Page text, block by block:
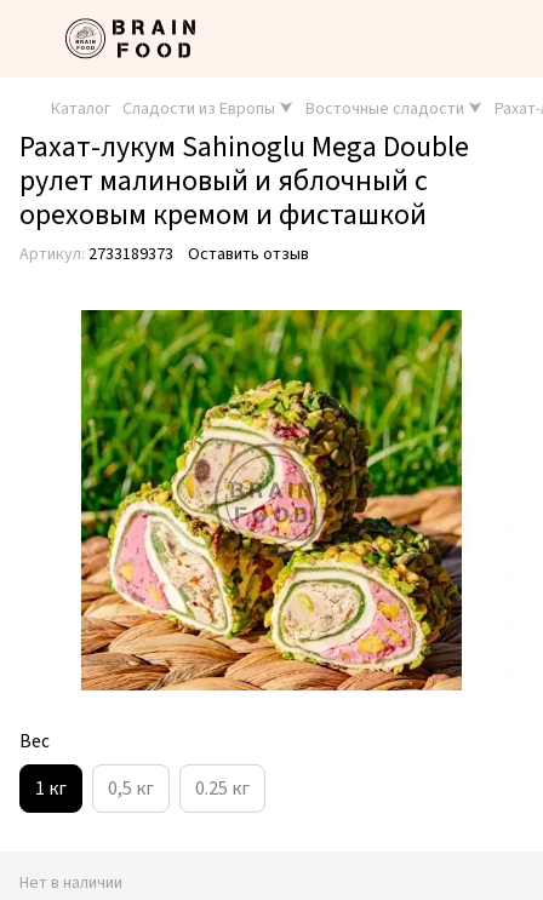
Каталог Сладости из Европы ⮟ Восточные сладости ⮟
Рахат-лукум Sahinoglu Mega Double
рулет малиновый и яблочный с
ореховым кремом и фисташкой
Артикул: 2733189373 Оставить отзыв
Вес
1 кг 0,5 кг 0.25 кг
Нет в наличии